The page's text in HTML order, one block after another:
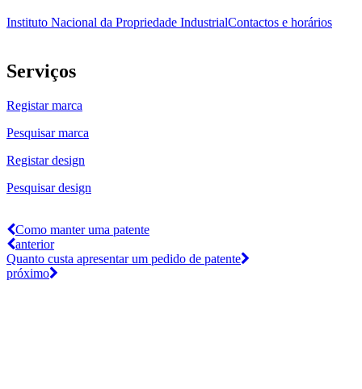
Instituto Nacional da Propriedade IndustrialContactos e horários
Serviços
Registar marca
Pesquisar marca
Registar design
Pesquisar design
Como manter uma patente
anterior
Quanto custa apresentar um pedido de patente
próximo